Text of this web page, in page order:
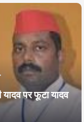
पर फूटा यादव